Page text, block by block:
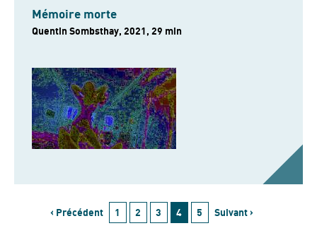
Mémoire morte
Quentin Sombsthay, 2021, 29 min
‹ Précédent 1 2 3 4 5 Suivant ›